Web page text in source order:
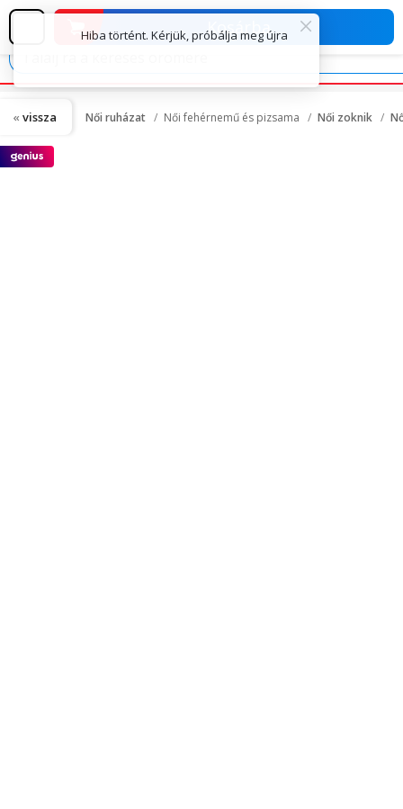
Kosárba
Női ruházat Női fehérnemű és pizsama Női zoknik
vissza